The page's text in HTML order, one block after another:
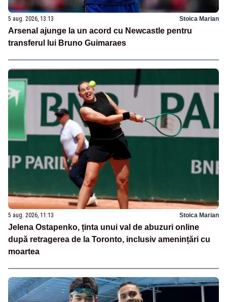
5 aug. 2026, 13:13 Stoica Marian
Arsenal ajunge la un acord cu Newcastle pentru
transferul lui Bruno Guimaraes
5 aug. 2026, 11:13 Stoica Marian
Jelena Ostapenko, ținta unui val de abuzuri online
după retragerea de la Toronto, inclusiv amenințări cu
moartea